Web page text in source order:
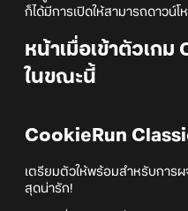
ก็ได้มีการเปิดให้สามารถดาวน์
หน้าเมื่อเข้าตัวเกม
ในขณะนี้
CookieRun
เตรียมตัวให้พร้อมสำหรับการ
สุดน่ารัก!